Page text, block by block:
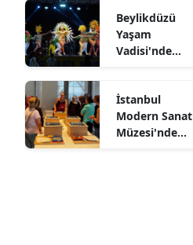
Beylikdüzü
Yaşam
Vadisi'nde
İstanbul
Modern Sanat
Müzesi'nde